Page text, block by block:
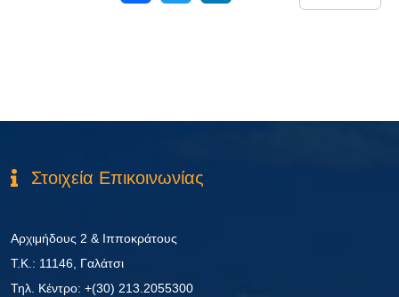
Στοιχεία Επικοινωνίας
Αρχιμήδους 2 & Ιπποκράτους
Τ.Κ.: 11146, Γαλάτσι
Τηλ. Κέντρο: +(30) 213.2055300